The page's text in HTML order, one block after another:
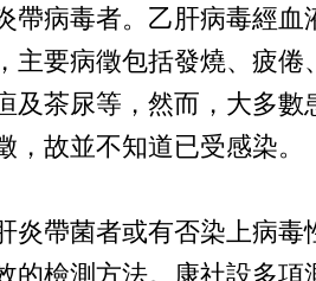
帶病毒者。乙肝病毒經血
主要病徵包括發燒、疲倦
及茶尿等，然而，大多數
，故並不知道已受感染。
炎帶菌者或有否染上病毒
的檢測方法。康社設多項